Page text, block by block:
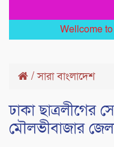
Wellcome to our
/সারা বাংলাদেশ
ঢাকা ছাত্রলীগের
মৌলভীবাজার